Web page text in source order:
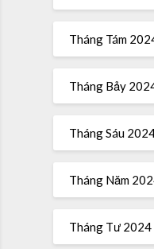
Tháng Tám
Tháng Bảy
Tháng Sáu
Tháng Năm
Tháng Tư 2024